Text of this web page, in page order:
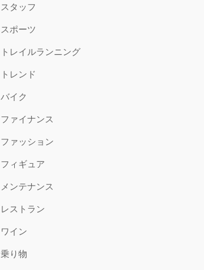
スタッフ
スポーツ
トレイルランニング
トレンド
バイク
ファイナンス
ファッション
フィギュア
メンテナンス
レストラン
ワイン
乗り物